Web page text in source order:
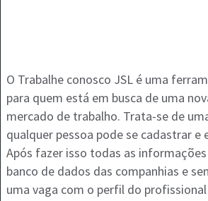
O Trabalhe conosco JSL é uma
para quem está em busca de uma
mercado de trabalho. Trata-se de
qualquer pessoa pode se cadastrar e
Após fazer isso todas as
banco de dados das companhias e
uma vaga com o perfil do